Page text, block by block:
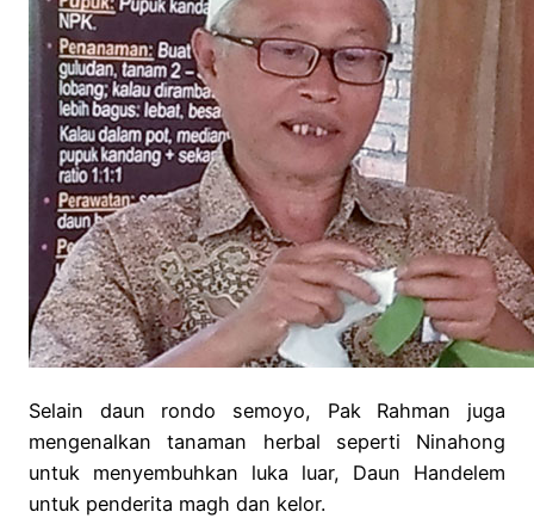
Selain daun rondo semoyo, Pak Rahman juga
mengenalkan tanaman herbal seperti Ninahong
untuk menyembuhkan luka luar, Daun Handelem
untuk penderita magh dan kelor.